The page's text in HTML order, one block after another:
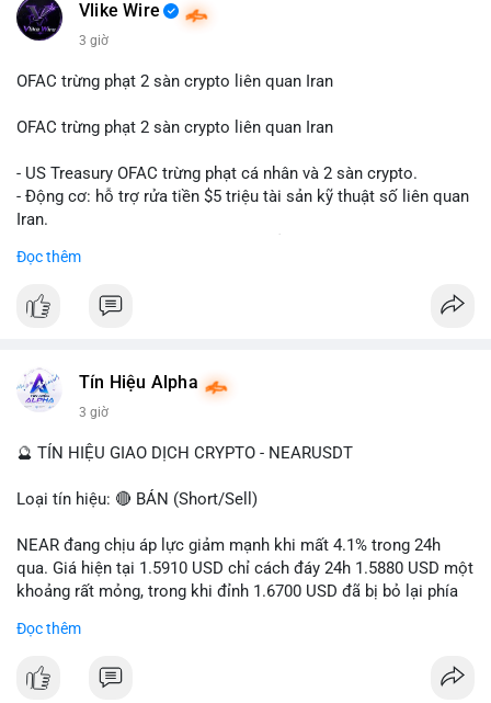
Vlike Wire
3 giờ
OFAC trừng phạt 2 sàn crypto liên quan Iran
OFAC trừng phạt 2 sàn crypto liên quan Iran
- US Treasury OFAC trừng phạt cá nhân và 2 sàn crypto.
- Động cơ: hỗ trợ rửa tiền $5 triệu tài sản kỹ thuật số liên quan
Iran.
- Tác động: rủi ro cho thị trường crypto, tăng áp lực pháp lý.
#binancesquare
#vlikevn #titanbot
📰 Nguồn: Cointelegraph
Đọc thêm
Tín Hiệu Alpha
3 giờ
🔮 TÍN HIỆU GIAO DỊCH CRYPTO - NEARUSDT
Loại tín hiệu: 🔴 BÁN (Short/Sell)
NEAR đang chịu áp lực giảm mạnh khi mất 4.1% trong 24h
qua. Giá hiện tại 1.5910 USD chỉ cách đáy 24h 1.5880 USD một
khoảng rất mỏng, trong khi đỉnh 1.6700 USD đã bị bỏ lại phía
kiểm soát hoàn toàn. Khối lượng giao dịch 10.29 triệu NEAR
tiếp diễn.
Đọc thêm